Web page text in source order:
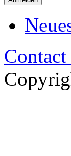
Contact